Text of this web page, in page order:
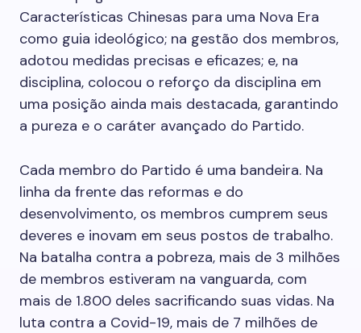
Características Chinesas para uma Nova Era
como guia ideológico; na gestão dos membros,
adotou medidas precisas e eficazes; e, na
disciplina, colocou o reforço da disciplina em
uma posição ainda mais destacada, garantindo
a pureza e o caráter avançado do Partido.
Cada membro do Partido é uma bandeira. Na
linha da frente das reformas e do
desenvolvimento, os membros cumprem seus
deveres e inovam em seus postos de trabalho.
Na batalha contra a pobreza, mais de 3 milhões
de membros estiveram na vanguarda, com
mais de 1.800 deles sacrificando suas vidas. Na
luta contra a Covid-19, mais de 7 milhões de